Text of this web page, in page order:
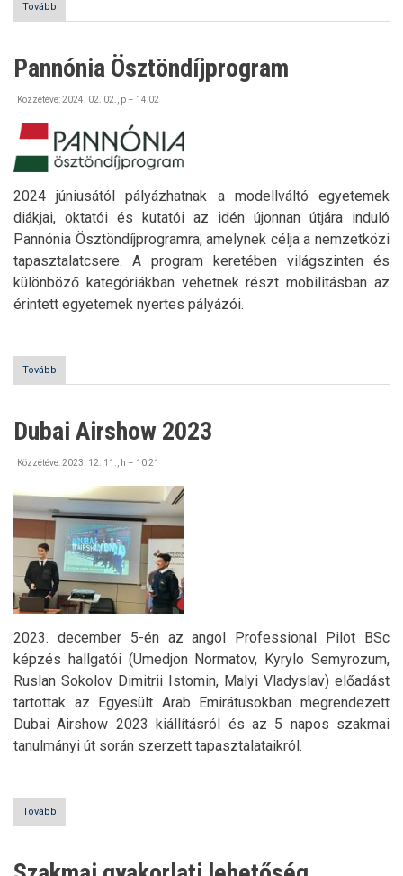
Tovább
nagyköveti
Pannónia Ösztöndíjprogram
Közzétéve:2024. 02. 02., p – 14:02
2024 júniusától pályázhatnak a modellváltó egyetemek
diákjai, oktatói és kutatói az idén újonnan útjára induló
Pannónia Ösztöndíjprogramra, amelynek célja a nemzetközi
tapasztalatcsere. A program keretében világszinten és
különböző kategóriákban vehetnek részt mobilitásban az
érintett egyetemek nyertes pályázói.
Tovább
Ösztöndíjprogram)
Dubai Airshow 2023
Közzétéve:2023. 12. 11., h – 10:21
2023. december 5-én az angol Professional Pilot BSc
képzés hallgatói (Umedjon Normatov, Kyrylo Semyrozum,
Ruslan Sokolov Dimitrii Istomin, Malyi Vladyslav) előadást
tartottak az Egyesült Arab Emirátusokban megrendezett
Dubai Airshow 2023 kiállításról és az 5 napos szakmai
tanulmányi út során szerzett tapasztalataikról.
Tovább
Airshow